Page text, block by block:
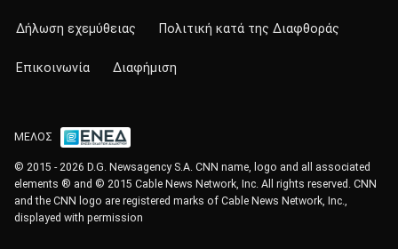
Δήλωση εχεμύθειας Πολιτική κατά της Διαφθοράς
Επικοινωνία Διαφήμιση
ΜΕΛΟΣ
© 2015 - 2026 D.G. Newsagency S.A. CNN name, logo and all associated
elements ® and © 2015 Cable News Network, Inc. All rights reserved. CNN
and the CNN logo are registered marks of Cable News Network, Inc.,
displayed with permission